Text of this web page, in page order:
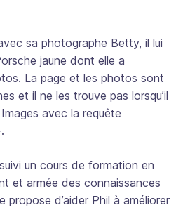
sa photographe Betty, il lui
jaune dont elle a
La page et les photos sont
et il ne les trouve pas lorsqu’il
avec la requête
un cours de formation en
et armée des connaissances
propose d’aider Phil à améliorer